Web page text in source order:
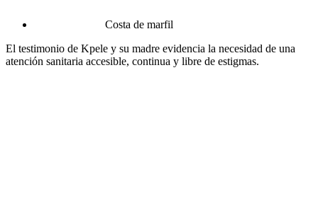
Costa de marfil
El testimonio de Kpele y su madre evidencia la necesidad de una
atención sanitaria accesible, continua y libre de estigmas.